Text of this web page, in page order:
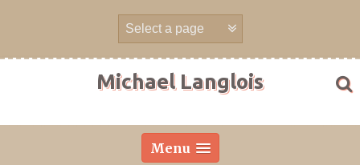
Michael Langlois
Menu